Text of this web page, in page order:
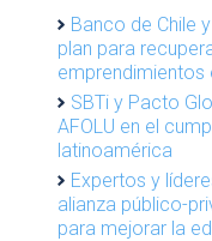
Banco de Chile
plan para
emprendimientos
SBTi y Pacto
AFOLU en el
latinoamérica
Expertos y
alianza público-
para mejorar la